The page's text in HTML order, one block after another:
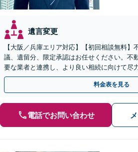
遺言変更
【大阪／兵庫エリア対応】【初回相談無料】
議、遺留分、限定承認はお任せください。不
要な業者と連携し、より良い相続に向けて尽
が複雑化を防ぐカギとなります【休日相談可
料金表を見る
電話でお問い合わせ